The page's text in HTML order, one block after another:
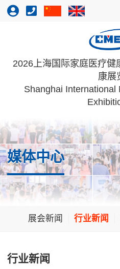
2026上海国际家庭医疗
康展
Shanghai International
媒体中心
展会新闻 行业新闻
行业新闻